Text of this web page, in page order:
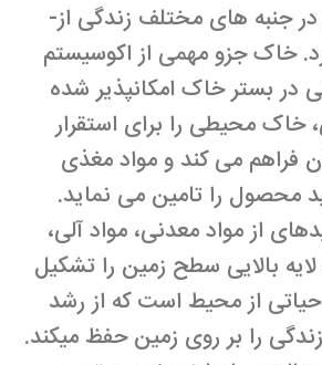
جنبه­ های مختلف زندگی از­
خاک جزو مهمی از اکوسیستم
در بستر خاک امکانپذیر شده
خاک محیطی را برای استقرار
فراهم می­ کند و مواد مغذی
محصول را تامین می­ نماید.
از مواد معدنی، مواد آلی،
بالایی سطح زمین را تشکیل
از محیط است که از رشد
را بر روی زمین حفظ می­کند.